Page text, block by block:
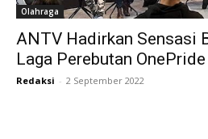
Olahraga
ANTV Hadirkan Sensasi
Laga Perebutan
Redaksi - 2 September 2022